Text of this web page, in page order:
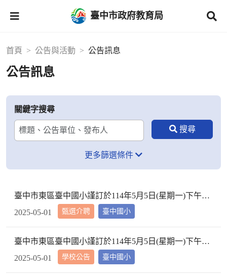
臺中市政府教育局
首頁 公告與活動 公告訊息
公告訊息
關鍵字搜尋
更多篩選條件
甄選介聘
臺中市東區臺中國小謹訂於114年5月5日(星期一)下午2時10分於本校校長室，召開教評會審查114學年度市內介聘調入本校教師資格
臺中國小
2025-05-01
學校公告
臺中市東區臺中國小謹訂於114年5月5日(星期一)下午2時10分於本校校長室，召開教評會審查114學年度市內介聘調入本校教師資格
臺中國小
2025-05-01